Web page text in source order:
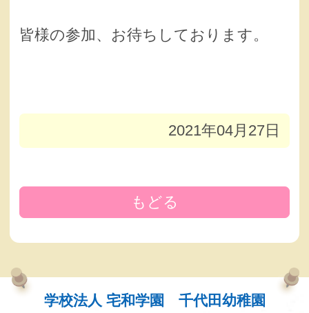
皆様の参加、お待ちしております。
2021年04月27日
もどる
学校法人 宅和学園 千代田幼稚園